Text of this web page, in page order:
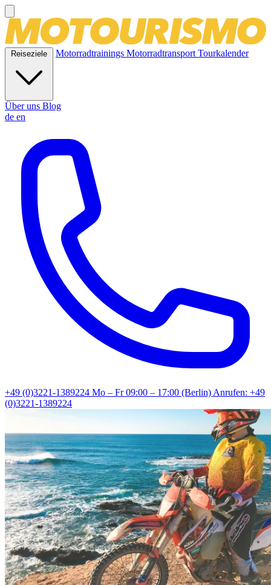
Reiseziele Motorradtrainings MotorradtransportTourkalender
Über uns Blog
de en
+49 (0)3221-1389224 Mo – Fr 09:00 – 17:00 (Berlin)Anrufen: +49
(0)3221-1389224